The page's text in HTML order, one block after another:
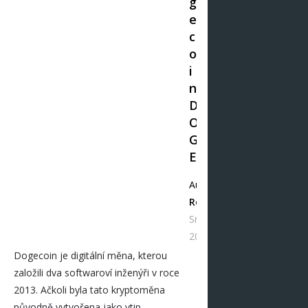
e
c
o
i
n
D
O
G
E
Autor
Redakce
Srp 25,
2024
Dogecoin je digitální měna, kterou
založili dva softwaroví inženýři v roce
2013. Ačkoli byla tato kryptoměna